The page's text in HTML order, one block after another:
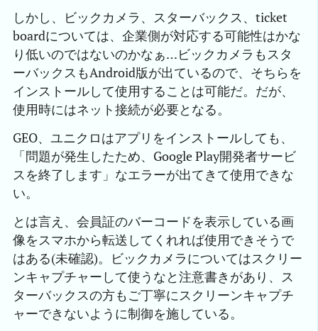
しかし、ビックカメラ、スターバックス、ticket
boardについては、企業側が対応する可能性はかな
り低いのではないのかなぁ…ビックカメラもスタ
ーバックスもAndroid版が出ているので、そちらを
インストールして使用することは可能だ。だが、
使用時にはネット接続が必要となる。
GEO、ユニクロはアプリをインストールしても、
「問題が発生したため、Google Play開発者サービ
スを終了します」なエラーが出てきて使用できな
い。
とは言え、会員証のバーコードを表示している画
像をスマホから転送してくれれば使用できそうで
はある(未確認)。ビックカメラについてはスクリー
ンキャプチャーして使うなと注意書きがあり、ス
ターバックスの方もご丁寧にスクリーンキャプチ
ャーできないように制御を施している。